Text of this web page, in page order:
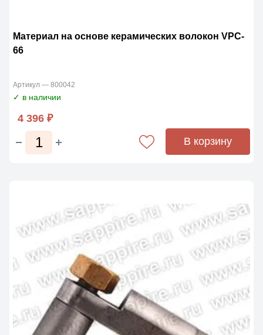
Материал на основе керамических волокон VPC-
66
Артикул — 800042
✓ в наличии
4 396 ₽
В корзину